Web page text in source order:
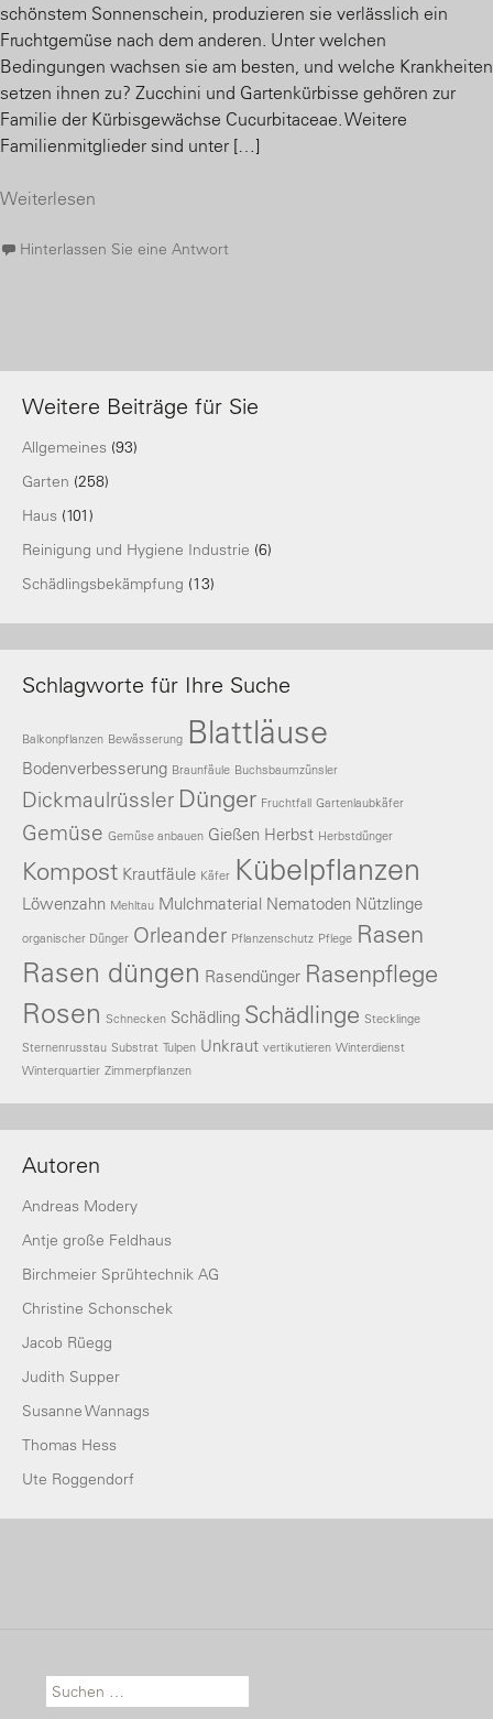
schönstem Sonnenschein, produzieren sie verlässlich ein
Fruchtgemüse nach dem anderen. Unter welchen
Bedingungen wachsen sie am besten, und welche Krankheiten
setzen ihnen zu? Zucchini und Gartenkürbisse gehören zur
Familie der Kürbisgewächse Cucurbitaceae. Weitere
Familienmitglieder sind unter […]
Weiterlesen
Hinterlassen Sie eine Antwort
Weitere Beiträge für Sie
Allgemeines (93)
Garten (258)
Haus (101)
Reinigung und Hygiene Industrie (6)
Schädlingsbekämpfung (13)
Schlagworte für Ihre Suche
Balkonpflanzen Bewässerung Blattläuse
Bodenverbesserung Braunfäule Buchsbaumzünsler
Dickmaulrüssler Dünger Fruchtfall Gartenlaubkäfer
Gemüse Gemüse anbauen Gießen Herbst Herbstdünger
Kompost Krautfäule Käfer Kübelpflanzen
Löwenzahn Mehltau Mulchmaterial Nematoden Nützlinge
organischer Dünger Orleander Pflanzenschutz Pflege Rasen
Rasen düngen Rasendünger Rasenpflege
Rosen Schnecken Schädling Schädlinge Stecklinge
Sternenrusstau Substrat Tulpen Unkraut vertikutieren Winterdienst
Winterquartier Zimmerpflanzen
Autoren
Andreas Modery
Antje große Feldhaus
Birchmeier Sprühtechnik AG
Christine Schonschek
Jacob Rüegg
Judith Supper
Susanne Wannags
Thomas Hess
Ute Roggendorf
Suche nach: